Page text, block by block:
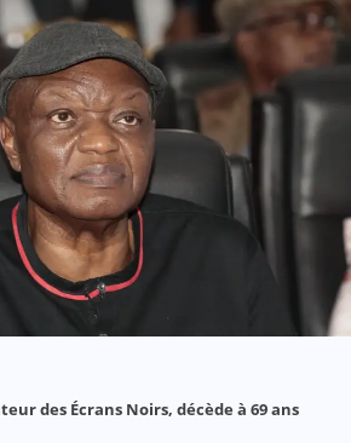
des Écrans Noirs, décède à 69 ans